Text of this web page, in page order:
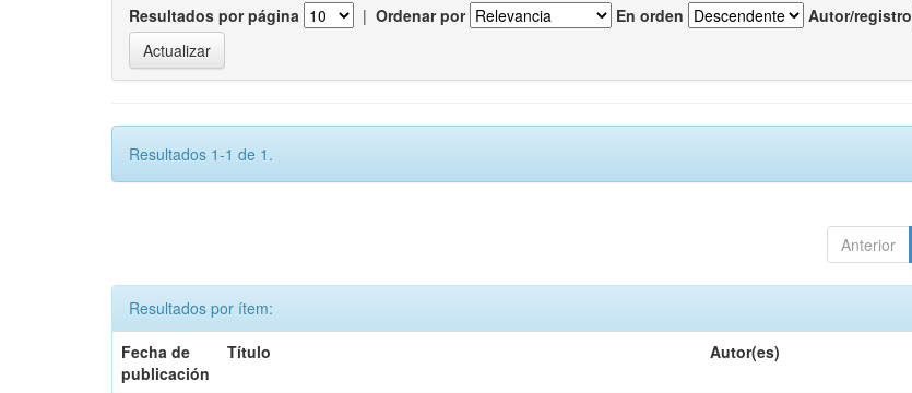
Resultados por página | Ordenar por En orden Autor/registro
Resultados 1-1 de 1.
Anterior
Resultados por ítem:
Fecha de
publicación
Título Autor(es)